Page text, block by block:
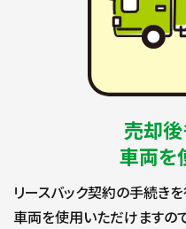
売却
車両を
リースバック契約の手続き
車両を使用いただけますの